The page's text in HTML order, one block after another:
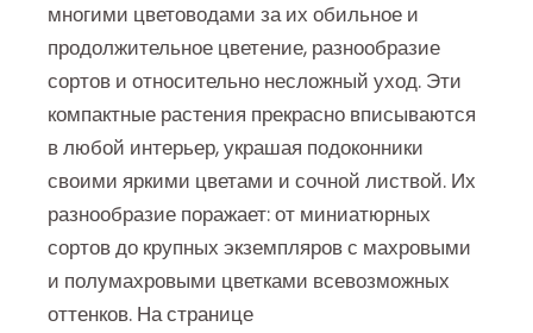
многими цветоводами за их обильное и
продолжительное цветение, разнообразие
сортов и относительно несложный уход. Эти
компактные растения прекрасно вписываются
в любой интерьер, украшая подоконники
своими яркими цветами и сочной листвой. Их
разнообразие поражает: от миниатюрных
сортов до крупных экземпляров с махровыми
и полумахровыми цветками всевозможных
оттенков. На странице